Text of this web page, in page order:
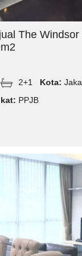
The Windsor
2+1 Kota:
PPJB